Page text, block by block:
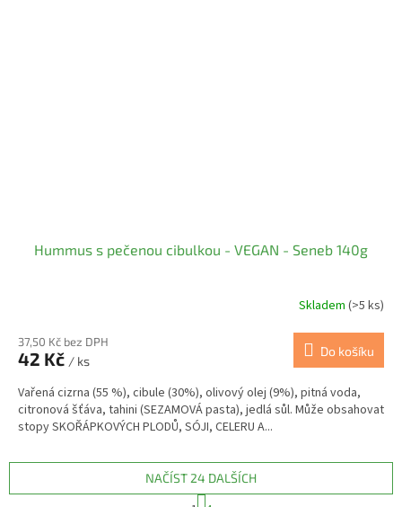
Hummus s pečenou cibulkou - VEGAN - Seneb 140g
Skladem (>5 ks)
37,50 Kč bez DPH
42 Kč / ks
Do košíku
Vařená cizrna (55 %), cibule (30%), olivový olej (9%), pitná voda,
citronová šťáva, tahini (SEZAMOVÁ pasta), jedlá sůl. Může obsahovat
stopy SKOŘÁPKOVÝCH PLODŮ, SÓJI, CELERU A...
NAČÍST 24 DALŠÍCH
S